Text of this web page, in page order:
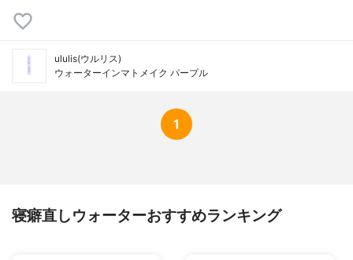
ululis(ウルリス)
ウォーターインマトメイク パープル
1
寝癖直しウォーターおすすめランキング